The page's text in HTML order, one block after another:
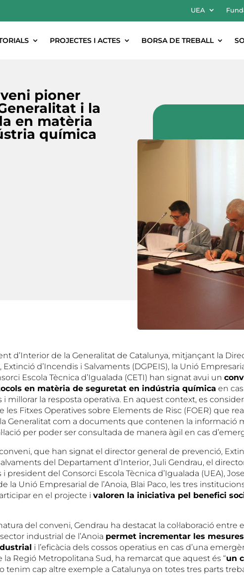
UEA
PROJECTES I ACTES BORSA DE TREBALL
pioner
i la
en matèria
química
d’Interior de la Generalitat de Catalunya, mitjançant la
d’Incendis i Salvaments (DGPEIS), la Unió
Escola Tècnica d’Igualada (CETI) han signat avui un
en matèria de seguretat en indústria química en
millorar la resposta operativa. En aquest context, es
les Fitxes Operatives sobre Elements de Risc (FOER) que
Generalitat com a documents que contenen la informació
per poder ser consultada de manera àgil en cas
que han signat el director general de prevenció,
del Departament d’Interior, Juli Gendrau, el
i president del Consorci Escola Tècnica d’Igualada (UEA),
la Unió Empresarial de l’Anoia, Blai Paco, les tres
en el projecte i valoren la iniciativa pel benefici
del conveni, Gendrau ha destacat la col·laboració entre
industrial de l’Anoia permet incrementar les
i l’eficàcia dels cossos operatius en cas d’una
la Regió Metropolitana Sud, ha remarcat que aquest és “un
tenim cap altre exemple a Catalunya on totes tres parts